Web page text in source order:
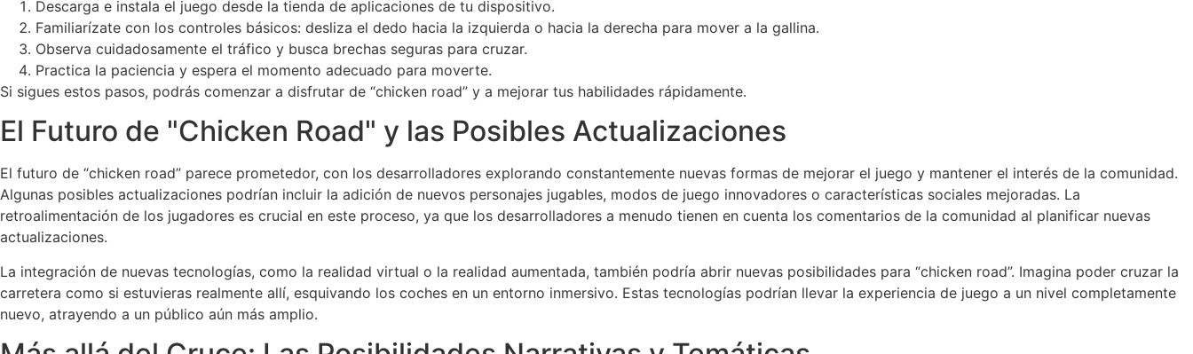
Descarga e instala el juego desde la tienda de aplicaciones de tu dispositivo.
Familiarízate con los controles básicos: desliza el dedo hacia la izquierda o hacia la derecha para mover a la gallina.
Observa cuidadosamente el tráfico y busca brechas seguras para cruzar.
Practica la paciencia y espera el momento adecuado para moverte.
Si sigues estos pasos, podrás comenzar a disfrutar de “chicken road” y a mejorar tus habilidades rápidamente.
El Futuro de "Chicken Road" y las Posibles Actualizaciones
El futuro de “chicken road” parece prometedor, con los desarrolladores explorando constantemente nuevas formas de mejorar el juego y mantener el interés de la comunidad.
Algunas posibles actualizaciones podrían incluir la adición de nuevos personajes jugables, modos de juego innovadores o características sociales mejoradas. La
retroalimentación de los jugadores es crucial en este proceso, ya que los desarrolladores a menudo tienen en cuenta los comentarios de la comunidad al planificar nuevas
actualizaciones.
La integración de nuevas tecnologías, como la realidad virtual o la realidad aumentada, también podría abrir nuevas posibilidades para “chicken road”. Imagina poder cruzar la
carretera como si estuvieras realmente allí, esquivando los coches en un entorno inmersivo. Estas tecnologías podrían llevar la experiencia de juego a un nivel completamente
nuevo, atrayendo a un público aún más amplio.